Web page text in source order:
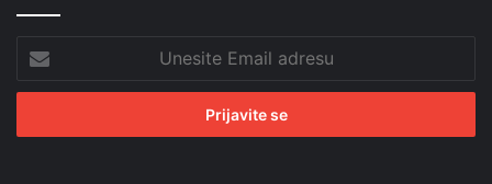
Email
adresu